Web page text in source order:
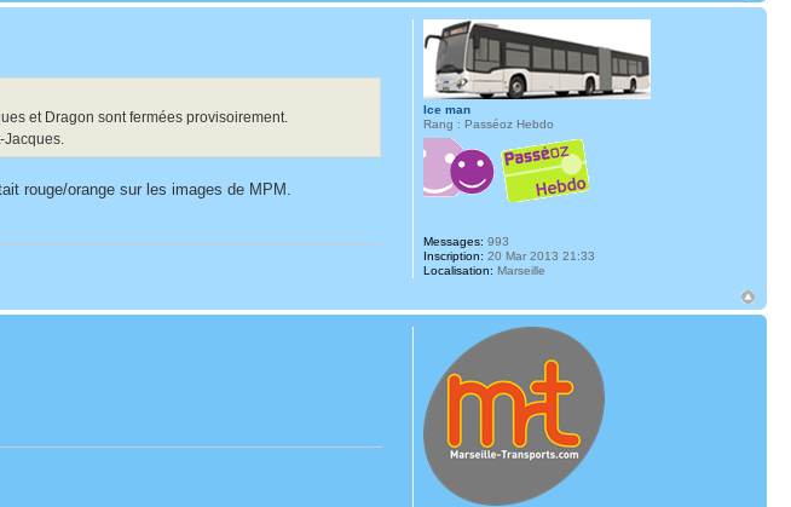
et Dragon sont fermées provisoirement.
Jacques.
rouge/orange sur les images de MPM.
Ice man
Rang : Passéoz Hebdo
Messages: 993
Inscription: 20 Mar 2013 21:33
Localisation: Marseille